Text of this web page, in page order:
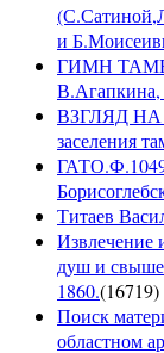
и
ГИМН
ВЗГЛЯД НА
заселения
Титаев
Извлечение
душ и
1860.(16719)
Поиск
областном